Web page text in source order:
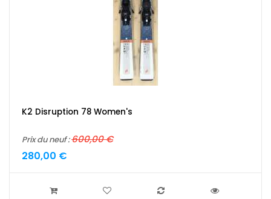
K2 Disruption 78 Women's
Prix du neuf :600,00 €
280,00 €